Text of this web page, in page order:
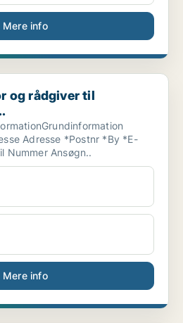
Mere info
til opbygning af ny...
og rådgiver til
Mobil Nummer Ansøgn..
Mere info